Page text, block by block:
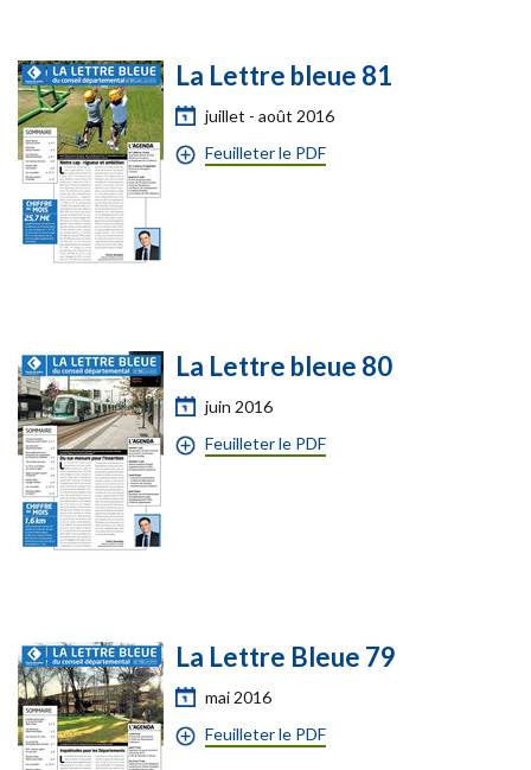
La Lettre bleue 81
juillet - août 2016
Feuilleter le PDF
La Lettre bleue 80
juin 2016
Feuilleter le PDF
La Lettre Bleue 79
mai 2016
Feuilleter le PDF